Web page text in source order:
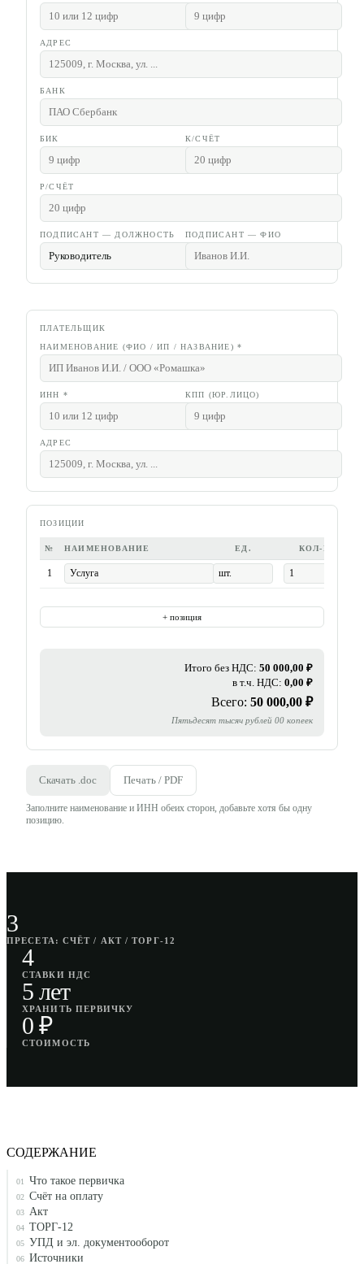
АДРЕС
БАНК
БИК К/СЧЁТ
Р/СЧЁТ
ПОДПИСАНТ — ДОЛЖНОСТЬ ПОДПИСАНТ — ФИО
ПЛАТЕЛЬЩИК
НАИМЕНОВАНИЕ (ФИО / ИП / НАЗВАНИЕ) *
ИНН * КПП (ЮР.ЛИЦО)
АДРЕС
ПОЗИЦИИ
№ НАИМЕНОВАНИЕ ЕД. КОЛ-ВО
1
+ позиция
Итого без НДС: 50 000,00 ₽
в т.ч. НДС: 0,00 ₽
Всего: 50 000,00 ₽
Пятьдесят тысяч рублей 00 копеек
Скачать .doc Печать / PDF
Заполните наименование и ИНН обеих сторон, добавьте хотя бы одну
позицию.
3
ПРЕСЕТА: СЧЁТ / АКТ / ТОРГ-12
4
СТАВКИ НДС
5 лет
ХРАНИТЬ ПЕРВИЧКУ
0 ₽
СТОИМОСТЬ
СОДЕРЖАНИЕ
01 Что такое первичка
02 Счёт на оплату
03 Акт
04 ТОРГ-12
05 УПД и эл. документооборот
06 Источники